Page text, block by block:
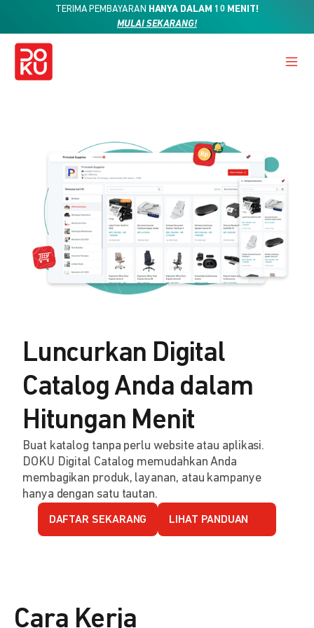
TERIMA PEMBAYARAN HANYA DALAM 10 MENIT!
MULAI SEKARANG!
Luncurkan Digital
Catalog Anda dalam
Hitungan Menit
Buat katalog tanpa perlu website atau aplikasi.
DOKU Digital Catalog memudahkan Anda
membagikan produk, layanan, atau kampanye
hanya dengan satu tautan.
DAFTAR SEKARANG LIHAT PANDUAN
Cara Kerja